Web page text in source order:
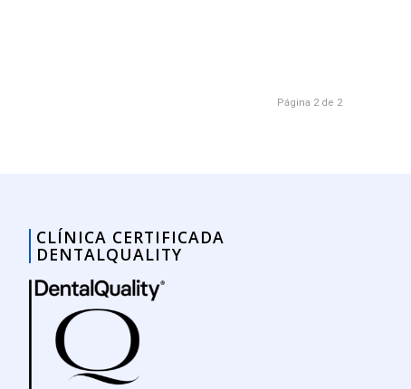
Página 2 de 2
CLÍNICA CERTIFICADA
DENTALQUALITY